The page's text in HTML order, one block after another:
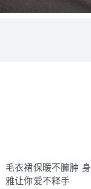
毛衣裙保暖不臃肿
雅让你爱不释手